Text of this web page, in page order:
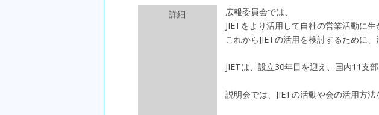
詳細
広報委員会では、
JIETをより活用して自社の営業活動に生
これからJIETの活用を検討するために
JIETは、設立30年目を迎え、国内11支
説明会では、JIETの活動や会の活用方法